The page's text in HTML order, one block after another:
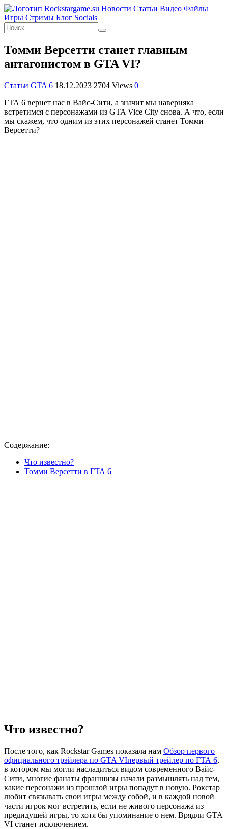
Новости Статьи Видео Файлы
Игры Cтримы Блог Socials
Томми Версетти станет главным
антагонистом в GTA VI?
Статьи GTA 6 18.12.2023 2704 Views 0
ГТА 6 вернет нас в Вайс-Сити, а значит мы наверняка
встретимся с персонажами из GTA Vice City снова. А что, если
мы скажем, что одним из этих персонажей станет Томми
Версетти?
Содержание:
Что известно?
Томми Версетти в ГТА 6
Что известно?
После того, как Rockstar Games показала нам Обзор первого
официального трэйлера по GTA VIпервый трейлер по ГТА 6,
в котором мы могли насладиться видом современного Вайс-
Сити, многие фанаты франшизы начали размышлять над тем,
какие персонажи из прошлой игры попадут в новую. Рокстар
любит связывать свои игры между собой, и в каждой новой
части игрок мог встретить, если не живого персонажа из
предидущей игры, то хотя бы упоминание о нем. Врядли GTA
VI станет исключением.